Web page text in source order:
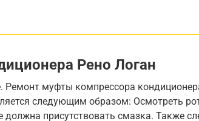
Рено Логан
Ремонт муфты компрессора
следующим образом: Осмотреть
должна присутствовать смазка. Также